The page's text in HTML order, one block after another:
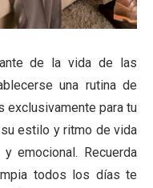
de la vida de las
una rutina de
exclusivamente para tu
estilo y ritmo de vida
emocional. Recuerda
todos los días te